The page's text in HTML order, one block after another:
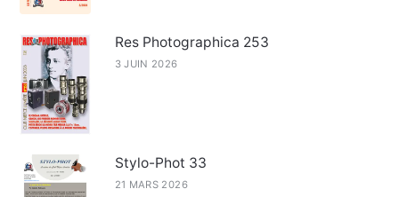
Res Photographica 253
3 JUIN 2026
Stylo-Phot 33
21 MARS 2026